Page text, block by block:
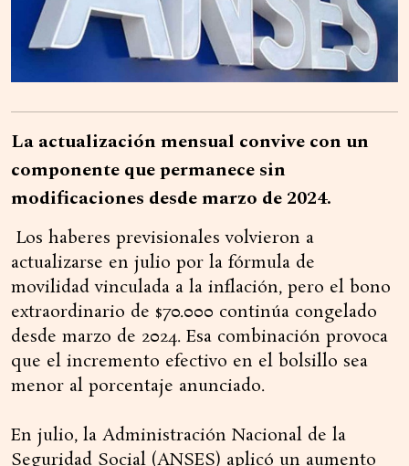
La actualización mensual convive con un
componente que permanece sin
modificaciones desde marzo de 2024.
Los haberes previsionales volvieron a
actualizarse en julio por la fórmula de
movilidad vinculada a la inflación, pero el bono
extraordinario de $70.000 continúa congelado
desde marzo de 2024. Esa combinación provoca
que el incremento efectivo en el bolsillo sea
menor al porcentaje anunciado.
En julio, la Administración Nacional de la
Seguridad Social (ANSES) aplicó un aumento